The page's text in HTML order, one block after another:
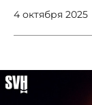
4 октября 2025